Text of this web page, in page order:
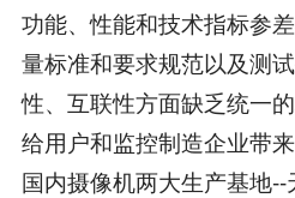
功能、性能和技术指标参
量标准和要求规范以及测
性、互联性方面缺乏统一
给用户和监控制造企业带
国内摄像机两大生产基地